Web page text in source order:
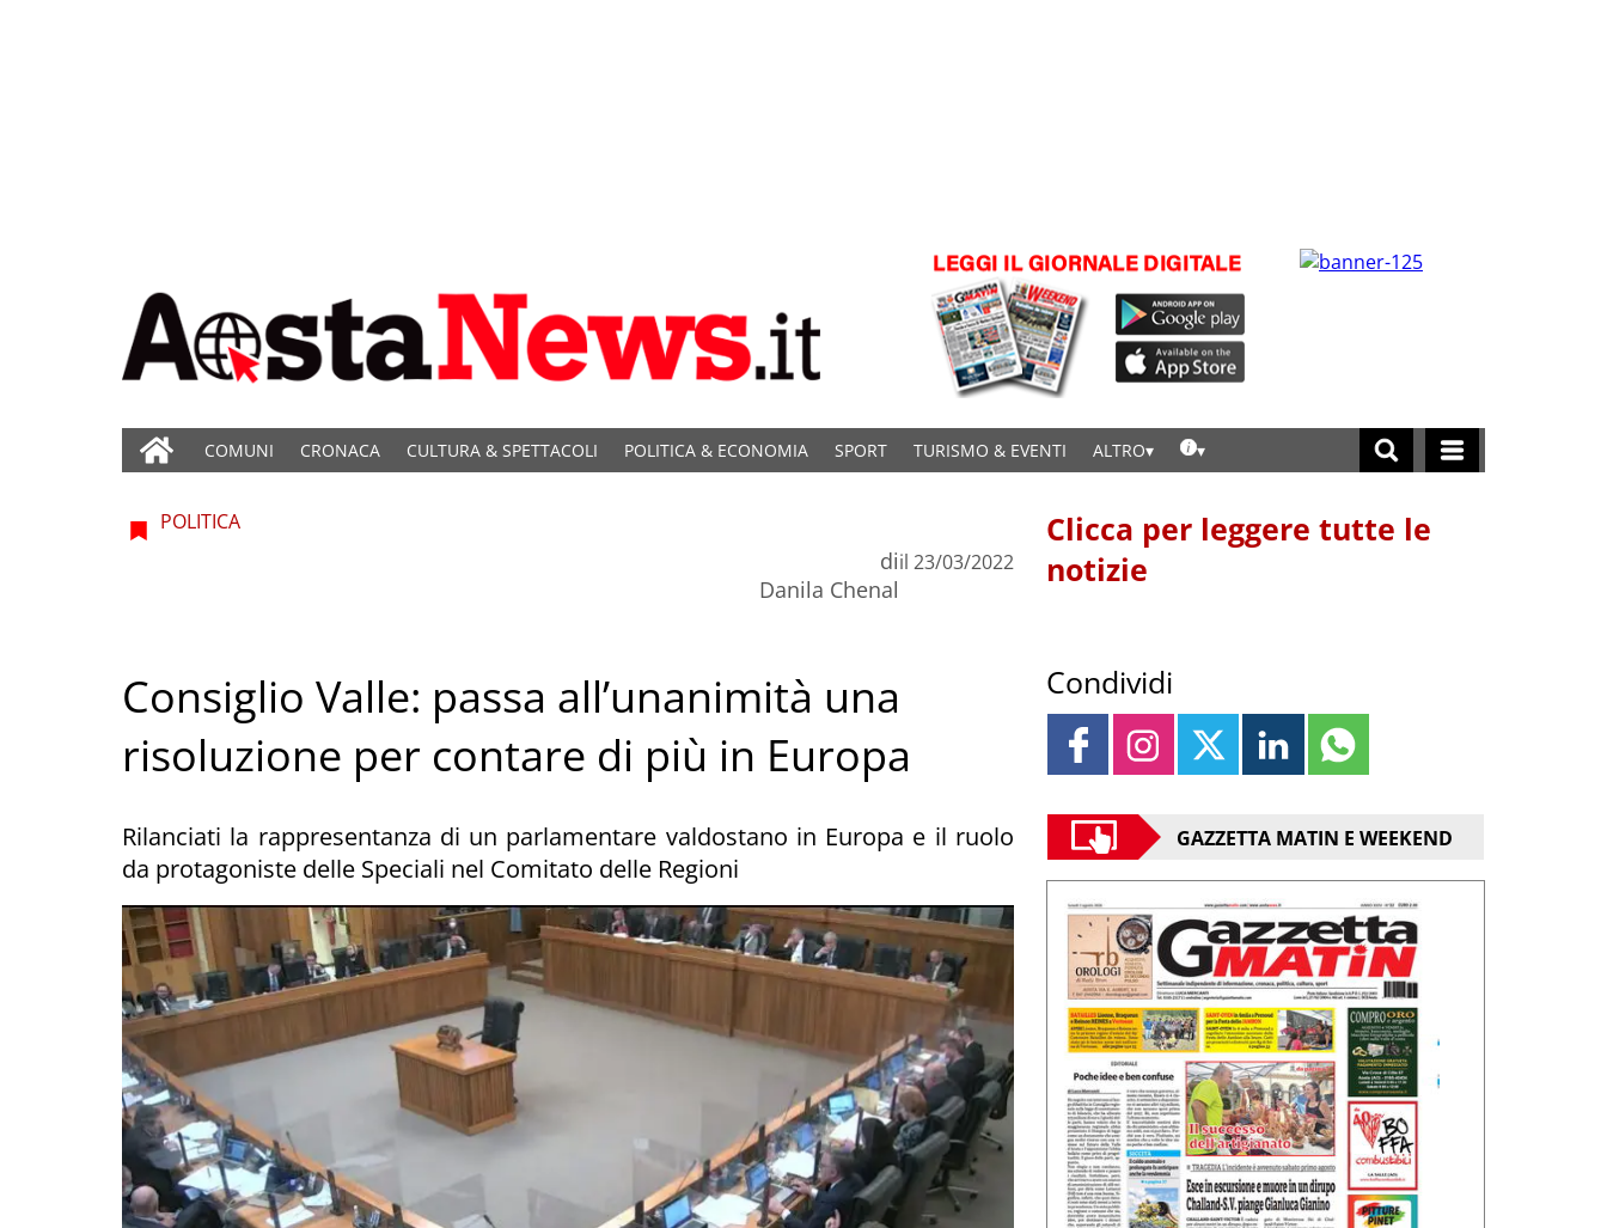
COMUNI CRONACA CULTURA & SPETTACOLI POLITICA & ECONOMIA SPORT TURISMO & EVENTI ALTRO
POLITICA
di
Danila Chenal
il 23/03/2022
Consiglio Valle: passa all’unanimità una
risoluzione per contare di più in Europa
Rilanciati la rappresentanza di un parlamentare valdostano in Europa e il ruolo
da protagoniste delle Speciali nel Comitato delle Regioni
Clicca per leggere tutte le
notizie
Condividi
GAZZETTA MATIN E WEEKEND